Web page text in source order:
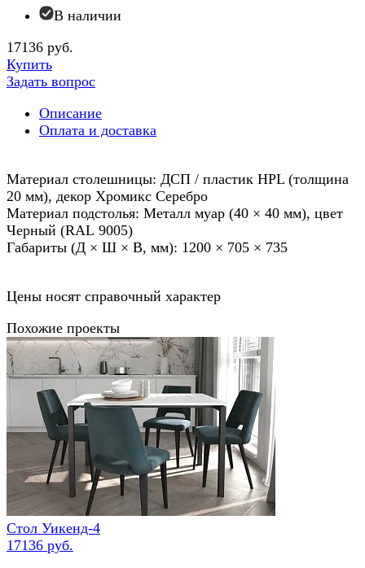
В наличии
17136 руб.
Купить
Задать вопрос
Описание
Оплата и доставка
Материал столешницы: ДСП / пластик HPL (толщина
20 мм), декор Хромикс Серебро
Материал подстолья: Металл муар (40 × 40 мм), цвет
Черный (RAL 9005)
Габариты (Д × Ш × В, мм): 1200 × 705 × 735
Цены носят справочный характер
Похожие проекты
Стол Уикенд-4
17136 руб.